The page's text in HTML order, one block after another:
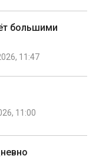
большими
11:47
11:00